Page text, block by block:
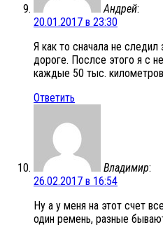
Андрей:
20.01.2017 в 23:30
Я как то сначала не
дороге. Послсе этого я с
каждые 50 тыс.
Ответить
Владимир:
26.02.2017 в 16:54
Ну а у меня на этот счет
один ремень, разные